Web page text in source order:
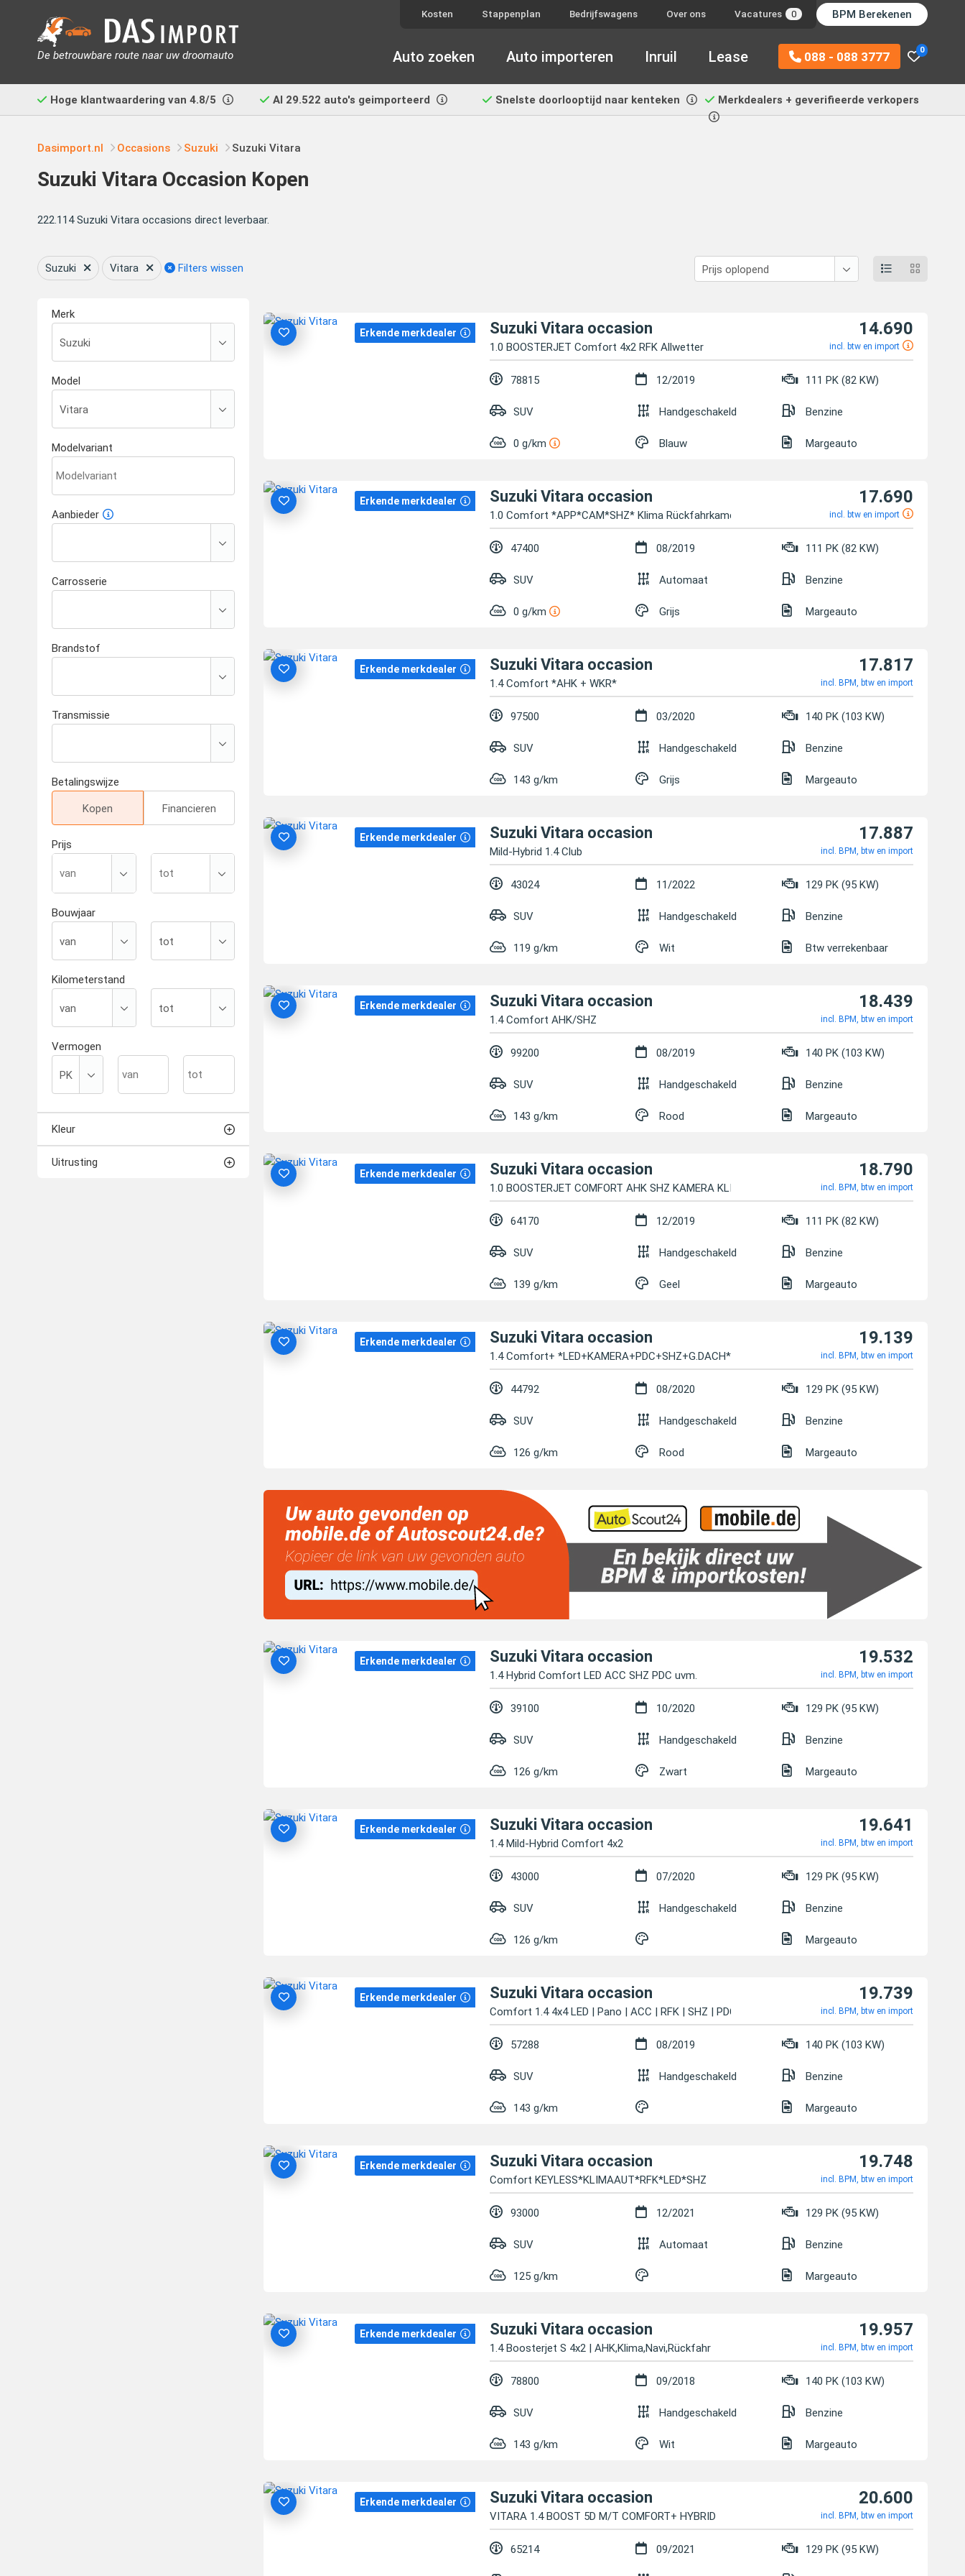
De betrouwbare route naar uw droomauto
Kosten Stappenplan Bedrijfswagens Over ons Vacatures 0 BPM Berekenen
0
088 - 088 3777
Auto zoeken Auto importeren Inruil Lease
Hoge klantwaardering van 4.8/5 Al 29.522 auto's geimporteerd Snelste doorlooptijd naar kenteken Merkdealers + geverifieerde verkopers
Dasimport.nl Occasions Suzuki Suzuki Vitara
Suzuki Vitara Occasion Kopen
222.114 Suzuki Vitara occasions direct leverbaar.
Suzuki Vitara Filters wissen
Erkende merkdealer Suzuki Vitara occasion
1.0 BOOSTERJET Comfort 4x2 RFK Allwetter
14.690
incl. btw en import
78815 12/2019 111 PK (82 KW)
SUV Handgeschakeld Benzine
0 g/km Blauw Margeauto
Erkende merkdealer Suzuki Vitara occasion
1.0 Comfort *APP*CAM*SHZ* Klima Rückfahrkamera
17.690
incl. btw en import
47400 08/2019 111 PK (82 KW)
SUV Automaat Benzine
0 g/km Grijs Margeauto
Erkende merkdealer Suzuki Vitara occasion
1.4 Comfort *AHK + WKR*
17.817
incl. BPM, btw en import
97500 03/2020 140 PK (103 KW)
SUV Handgeschakeld Benzine
143 g/km Grijs Margeauto
Erkende merkdealer Suzuki Vitara occasion
Mild-Hybrid 1.4 Club
17.887
incl. BPM, btw en import
43024 11/2022 129 PK (95 KW)
SUV Handgeschakeld Benzine
119 g/km Wit Btw verrekenbaar
Erkende merkdealer Suzuki Vitara occasion
1.4 Comfort AHK/SHZ
18.439
incl. BPM, btw en import
99200 08/2019 140 PK (103 KW)
SUV Handgeschakeld Benzine
143 g/km Rood Margeauto
Erkende merkdealer Suzuki Vitara occasion
1.0 BOOSTERJET COMFORT AHK SHZ KAMERA KLIMA TEMPOM
18.790
incl. BPM, btw en import
64170 12/2019 111 PK (82 KW)
SUV Handgeschakeld Benzine
139 g/km Geel Margeauto
Erkende merkdealer Suzuki Vitara occasion
1.4 Comfort+ *LED+KAMERA+PDC+SHZ+G.DACH*
19.139
incl. BPM, btw en import
44792 08/2020 129 PK (95 KW)
SUV Handgeschakeld Benzine
126 g/km Rood Margeauto
Erkende merkdealer Suzuki Vitara occasion
1.4 Hybrid Comfort LED ACC SHZ PDC uvm.
19.532
incl. BPM, btw en import
39100 10/2020 129 PK (95 KW)
SUV Handgeschakeld Benzine
126 g/km Zwart Margeauto
Erkende merkdealer Suzuki Vitara occasion
1.4 Mild-Hybrid Comfort 4x2
19.641
incl. BPM, btw en import
43000 07/2020 129 PK (95 KW)
SUV Handgeschakeld Benzine
126 g/km Margeauto
Erkende merkdealer Suzuki Vitara occasion
Comfort 1.4 4x4 LED | Pano | ACC | RFK | SHZ | PDC
19.739
incl. BPM, btw en import
57288 08/2019 140 PK (103 KW)
SUV Handgeschakeld Benzine
143 g/km Margeauto
Erkende merkdealer Suzuki Vitara occasion
Comfort KEYLESS*KLIMAAUT*RFK*LED*SHZ
19.748
incl. BPM, btw en import
93000 12/2021 129 PK (95 KW)
SUV Automaat Benzine
125 g/km Margeauto
Erkende merkdealer Suzuki Vitara occasion
1.4 Boosterjet S 4x2 | AHK,Klima,Navi,Rückfahr
19.957
incl. BPM, btw en import
78800 09/2018 140 PK (103 KW)
SUV Handgeschakeld Benzine
143 g/km Wit Margeauto
Erkende merkdealer Suzuki Vitara occasion
VITARA 1.4 BOOST 5D M/T COMFORT+ HYBRID
20.600
incl. BPM, btw en import
65214 09/2021 129 PK (95 KW)
Merk
Model
Modelvariant
Aanbieder
Carrosserie
Brandstof
Transmissie
Betalingswijze
Kopen Financieren
Prijs
Bouwjaar
Kilometerstand
Vermogen
Kleur
Uitrusting